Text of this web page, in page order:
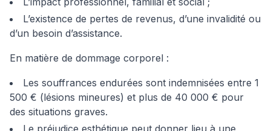
L’existence de pertes de revenus, d’une invalidité ou
d’un besoin d’assistance.
En matière de dommage corporel :
Les souffrances endurées sont indemnisées entre 1
500 € (lésions mineures) et plus de 40 000 € pour
des situations graves.
Le préjudice esthétique peut donner lieu à une